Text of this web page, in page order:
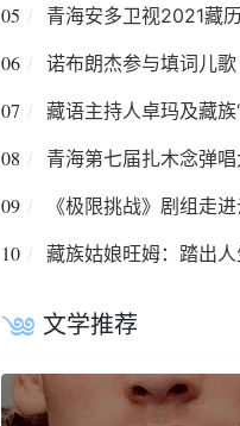
05
06
07
08
09
10 藏族姑娘旺姆：踏出人
文学推荐